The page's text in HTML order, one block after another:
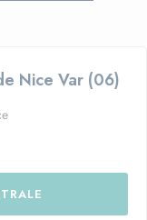
Nice Var (06)